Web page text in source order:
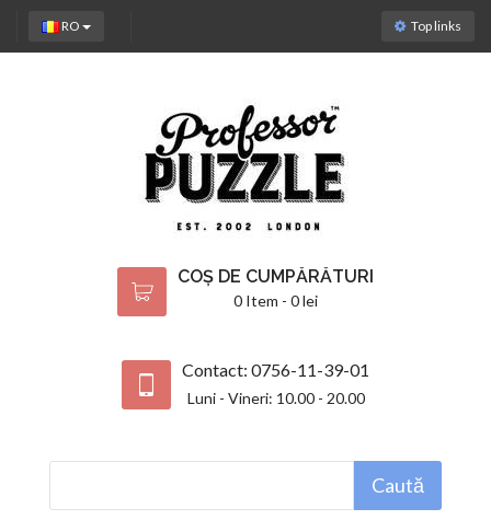
Top links
RO
COȘ DE CUMPĂRĂTURI
0 Item - 0 lei
Contact: 0756-11-39-01
Luni - Vineri: 10.00 - 20.00
Caută